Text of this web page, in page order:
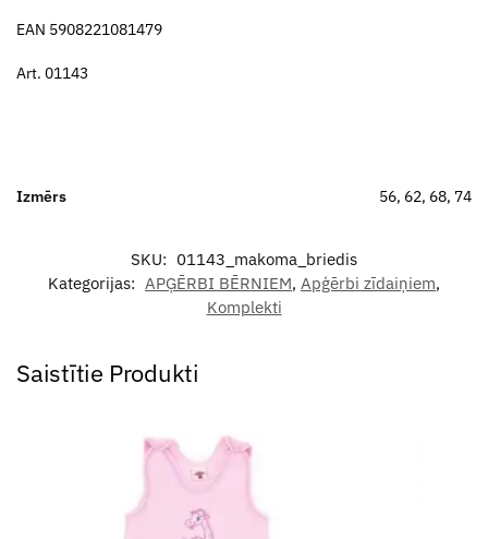
EAN 5908221081479
Art. 01143
Izmērs 56, 62, 68, 74
SKU: 01143_makoma_briedis
Kategorijas: APĢĒRBI BĒRNIEM, Apģērbi zīdaiņiem,
Komplekti
Saistītie Produkti